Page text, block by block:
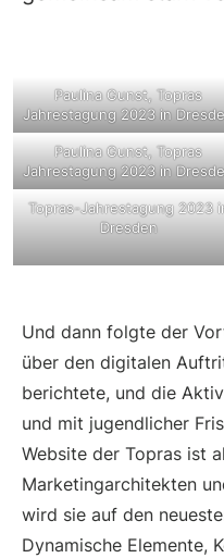
Paulina Gunst, Topras
Jahrestagung 2023 in
Paulina Gunst, Topras
Jahrestagung 2023 in
Topras-Jahrestagung 2023
Dresden
Und dann folgte der
über den digitalen
berichtete, und die
und mit jugendlicher
Website der Topras ist
Marketingarchitekten
wird sie auf den
Dynamische Elemente,